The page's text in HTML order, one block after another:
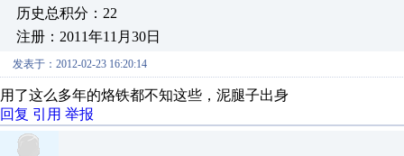
历史总积分：22
注册：2011年11月30日
发表于：2012-02-23 16:20:14
用了这么多年的烙铁都不知这些，泥腿子出身
回复 引用 举报